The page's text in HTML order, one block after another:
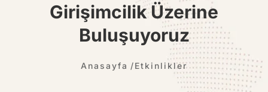
Girişimcilik Üzerine
Buluşuyoruz
Anasayfa Etkinlikler